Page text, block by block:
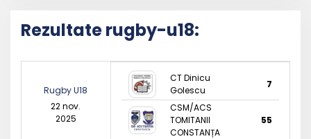
Rezultate rugby-u18:
Rugby U18
22 nov.
2025
CT Dinicu
Golescu
7
CSM/ACS
TOMITANII
CONSTANȚA
55